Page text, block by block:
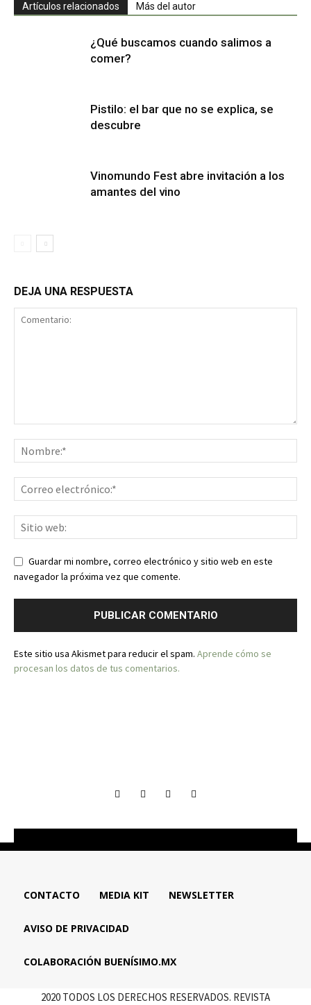
Artículos relacionados Más del autor
¿Qué buscamos cuando salimos a
comer?
Pistilo: el bar que no se explica, se
descubre
Vinomundo Fest abre invitación a los
amantes del vino
DEJA UNA RESPUESTA
Guardar mi nombre, correo electrónico y sitio web en este
navegador la próxima vez que comente.
Este sitio usa Akismet para reducir el spam. Aprende cómo se
procesan los datos de tus comentarios.
CONTACTO MEDIA KIT NEWSLETTER
AVISO DE PRIVACIDAD
COLABORACIÓN BUENÍSIMO.MX
2020 TODOS LOS DERECHOS RESERVADOS. REVISTA